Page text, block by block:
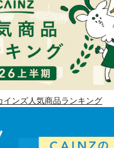
インズ人気商品ランキング